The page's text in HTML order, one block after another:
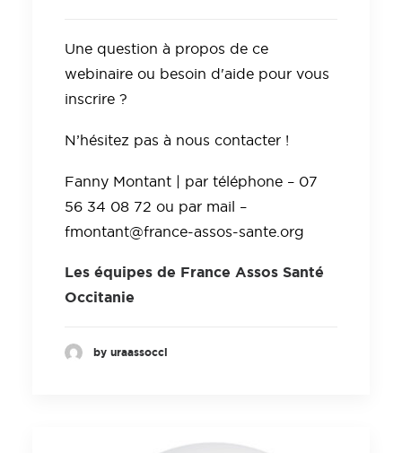
Une question à propos de ce
webinaire ou besoin d'aide pour vous
inscrire ?
N’hésitez pas à nous contacter !
Fanny Montant | par téléphone – 07
56 34 08 72 ou par mail –
fmontant@france-assos-sante.org
Les équipes de France Assos Santé
Occitanie
by uraassocci